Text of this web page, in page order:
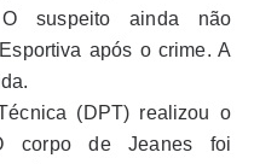
suspeito ainda não
após o crime. A
(DPT) realizou o
corpo de Jeanes foi